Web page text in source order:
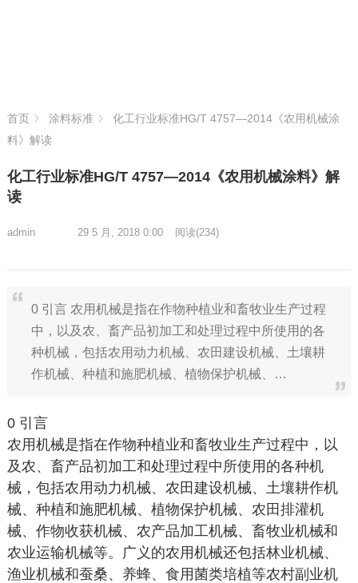
首页 涂料标准
化工行业标准HG/T 4757—2014《农用机械涂
料》解读
化工行业标准HG/T 4757—2014《农用机械涂料》解
读
admin 29 5 月, 2018 0:00 阅读(234)
0 引言 农用机械是指在作物种植业和畜牧业生产过程
中，以及农、畜产品初加工和处理过程中所使用的各
种机械，包括农用动力机械、农田建设机械、土壤耕
作机械、种植和施肥机械、植物保护机械、…
0 引言
农用机械是指在作物种植业和畜牧业生产过程中，以
及农、畜产品初加工和处理过程中所使用的各种机
械，包括农用动力机械、农田建设机械、土壤耕作机
械、种植和施肥机械、植物保护机械、农田排灌机
械、作物收获机械、农产品加工机械、畜牧业机械和
农业运输机械等。广义的农用机械还包括林业机械、
渔业机械和蚕桑、养蜂、食用菌类培植等农村副业机